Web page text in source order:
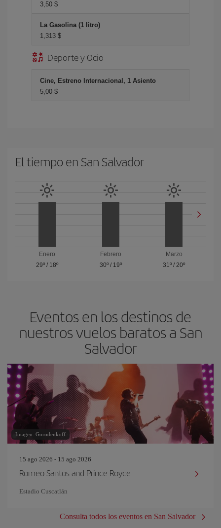
3,50 $
La Gasolina (1 litro)
1,313 $
Deporte y Ocio
Cine, Estreno Internacional, 1 Asiento
5,00 $
El tiempo en San Salvador
Enero
29º/ 18º
Febrero
30º/ 19º
Marzo
31º /20º
Eventos en los destinos de
nuestros vuelos baratos a San
Salvador
Imagen: Gorodenkoff
15 ago 2026 - 15 ago 2026
Romeo Santos and Prince Royce
Estadio Cuscatlán
Consulta todos los eventos en San Salvador